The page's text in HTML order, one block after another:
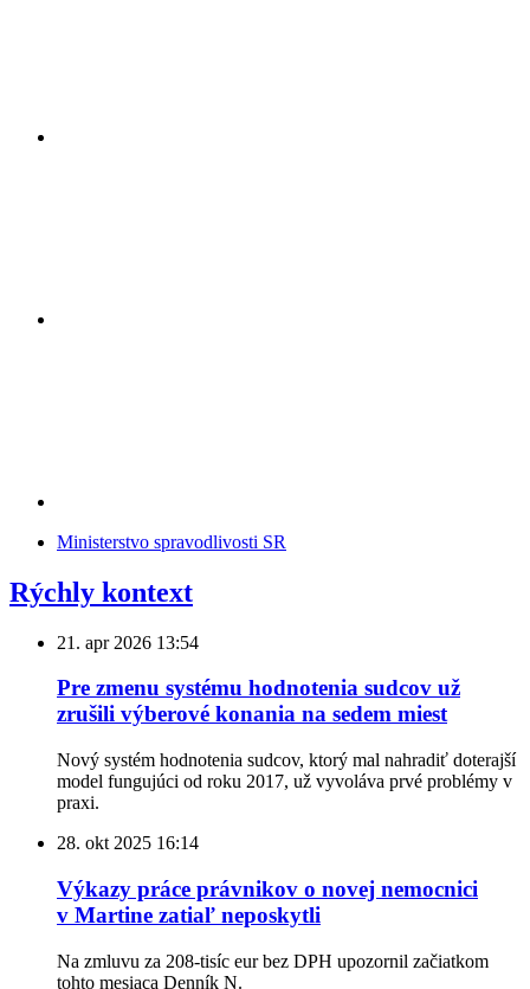
Ministerstvo spravodlivosti SR
Rýchly kontext
21. apr 2026 13:54
Pre zmenu systému hodnotenia sudcov už
zrušili výberové konania na sedem miest
Nový systém hodnotenia sudcov, ktorý mal nahradiť doterajší
model fungujúci od roku 2017, už vyvoláva prvé problémy v
praxi.
28. okt 2025 16:14
Výkazy práce právnikov o novej nemocnici
v Martine zatiaľ neposkytli
Na zmluvu za 208-tisíc eur bez DPH upozornil začiatkom
tohto mesiaca Denník N.